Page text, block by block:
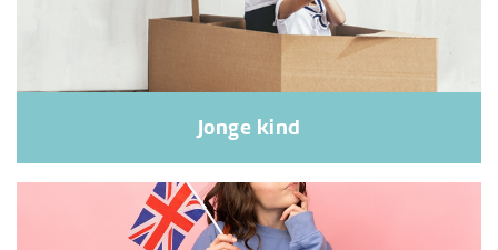
Jonge kind